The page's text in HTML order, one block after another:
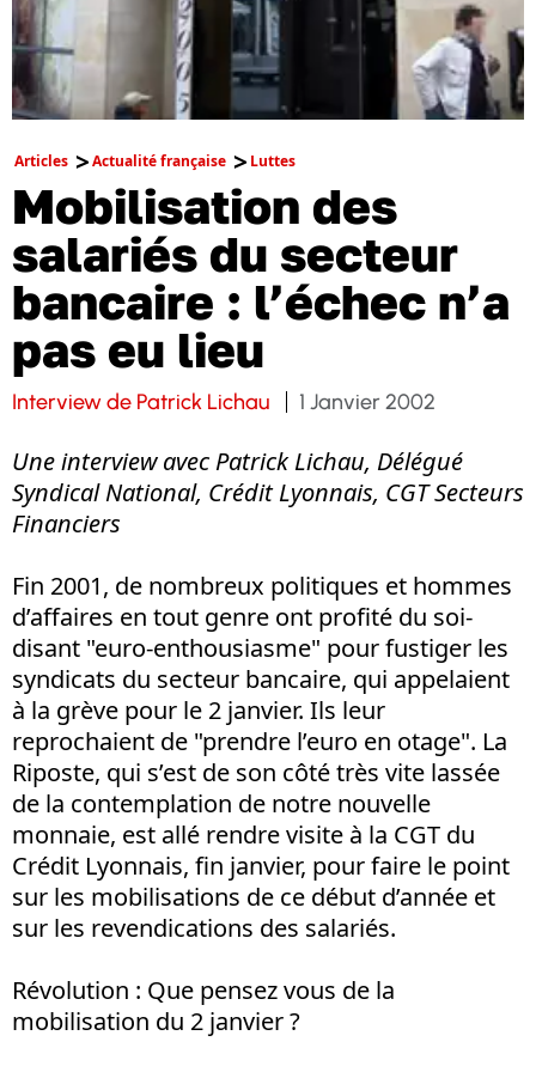
Articles Actualité française Luttes
Mobilisation des
salariés du secteur
bancaire : l’échec n’a
pas eu lieu
Interview de Patrick Lichau 1 Janvier 2002
Une interview avec Patrick Lichau, Délégué
Syndical National, Crédit Lyonnais, CGT Secteurs
Financiers
Fin 2001, de nombreux politiques et hommes
d’affaires en tout genre ont profité du soi-
disant "euro-enthousiasme" pour fustiger les
syndicats du secteur bancaire, qui appelaient
à la grève pour le 2 janvier. Ils leur
reprochaient de "prendre l’euro en otage". La
Riposte, qui s’est de son côté très vite lassée
de la contemplation de notre nouvelle
monnaie, est allé rendre visite à la CGT du
Crédit Lyonnais, fin janvier, pour faire le point
sur les mobilisations de ce début d’année et
sur les revendications des salariés.
Révolution : Que pensez vous de la
mobilisation du 2 janvier ?